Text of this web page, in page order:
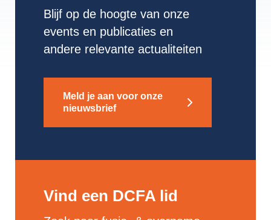
Blijf op de hoogte van onze
events en publicaties en
andere relevante actualiteiten
Meld je aan voor onze
nieuwsbrief
Vind een DCFA lid